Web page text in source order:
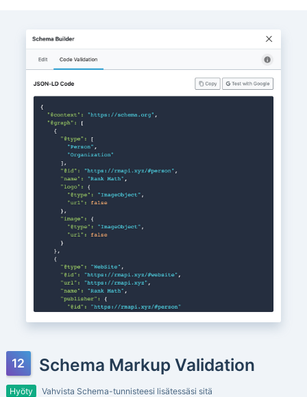
Schema Markup Validation
Hyöty Vahvista Schema-tunnisteesi lisätessäsi sitä